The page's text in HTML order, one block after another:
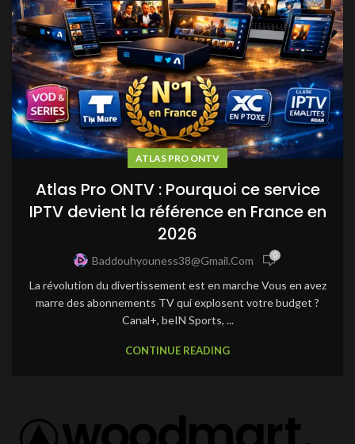
ATLAS PRO ONTV
Atlas Pro ONTV : Pourquoi ce service
IPTV devient la référence en France en
2026
Baddouhyouness38@gmail.com 0
La révolution du divertissement est en marche Vous en avez
marre des abonnements TV qui explosent votre budget ?
Canal+, beIN Sports, ...
CONTINUE READING